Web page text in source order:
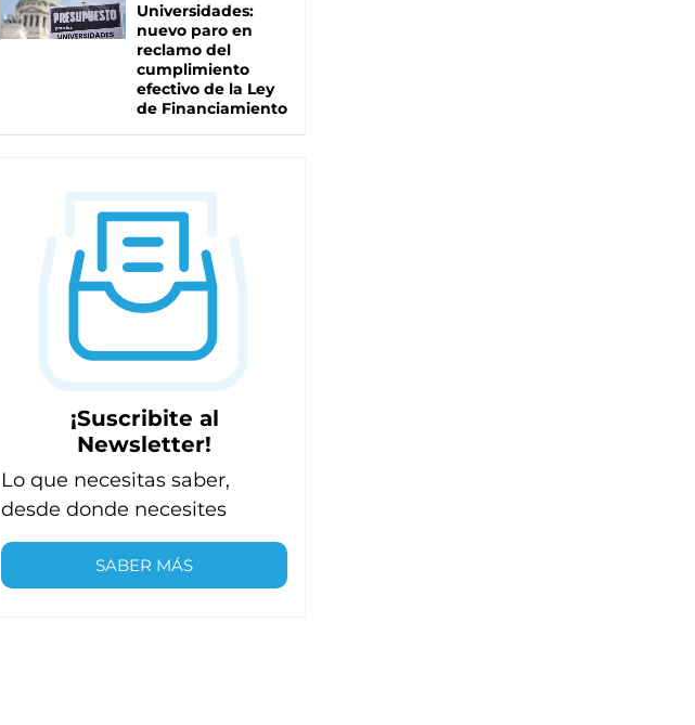
Universidades:
nuevo paro en
reclamo del
cumplimiento
efectivo de la Ley
de Financiamiento
¡Suscribite al
Newsletter!
Lo que necesitas saber,
desde donde necesites
SABER MÁS